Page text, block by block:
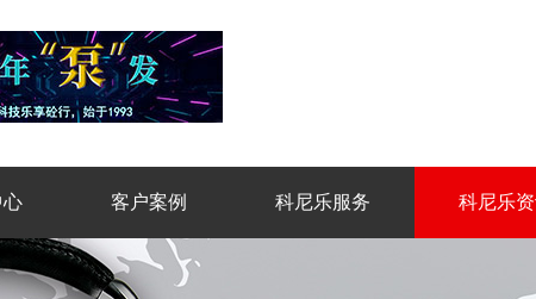
心 客户案例 科尼乐服务 科尼乐